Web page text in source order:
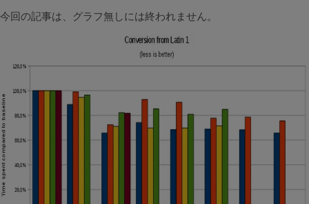
今回の記事は、グラフ無しには終われません。